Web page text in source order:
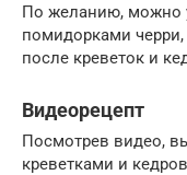
По желанию, можно
помидорками
после креветок и
Видеорецепт
Посмотрев видео,
креветками и